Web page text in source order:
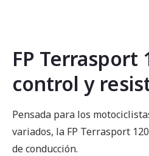
la
galería
imágenes
FP Terrasport
control y
Pensada para los
variados, la FP Terrasport
de conducción.